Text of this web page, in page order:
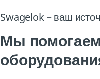
Swagelok – ваш
Мы